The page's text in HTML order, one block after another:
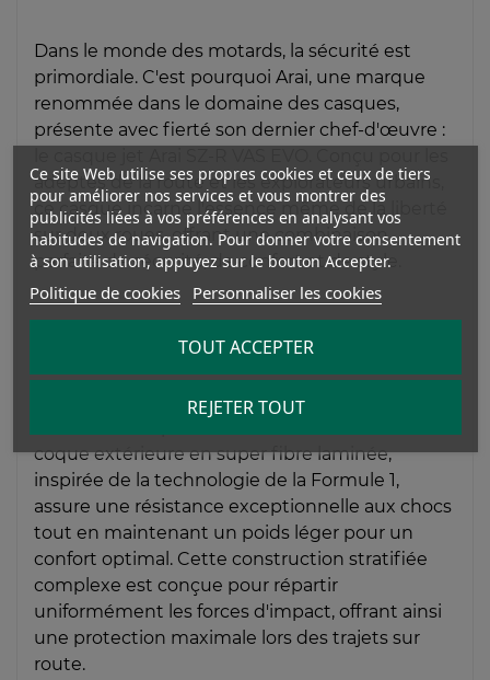
Dans le monde des motards, la sécurité est
primordiale. C'est pourquoi Arai, une marque
renommée dans le domaine des casques,
présente avec fierté son dernier chef-d'œuvre :
adeptes de la route et les explorateurs urbains,
ce casque incarne l'essence même de la liberté
sur deux roues, offrant une combinaison
parfaite de sécurité, de confort et de style.
Certifié selon la norme ECE 22.06, le SZ-R VAS
coque extérieure en super fibre laminée,
inspirée de la technologie de la Formule 1,
assure une résistance exceptionnelle aux chocs
tout en maintenant un poids léger pour un
confort optimal. Cette construction stratifiée
complexe est conçue pour répartir
uniformément les forces d'impact, offrant ainsi
une protection maximale lors des trajets sur
route.
Ce site Web utilise ses propres cookies et ceux de tiers
pour améliorer nos services et vous montrer des
publicités liées à vos préférences en analysant vos
habitudes de navigation. Pour donner votre consentement
à son utilisation, appuyez sur le bouton Accepter.
Politique de cookies Personnaliser les cookies
REJETER TOUT
TOUT ACCEPTER